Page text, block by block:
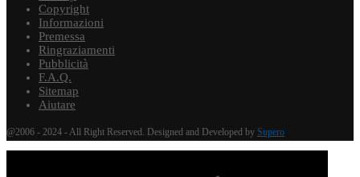
Copyright
Informazioni
Premessa
Ringraziamenti
Pubblicità
F.A.Q.
Sitemap
Aiutare
@2006 - 2024 - All Right Reserved. Designed and Developed by Supero